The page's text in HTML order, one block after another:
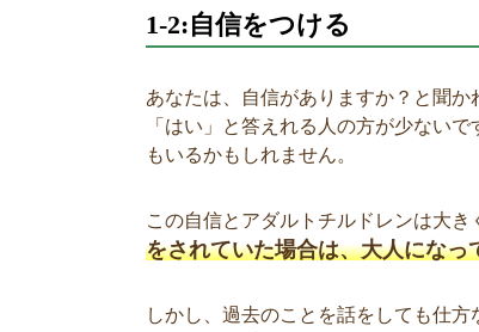
1-2:自信をつける
あなたは、自信がありますか？と聞か
「はい」と答えれる人の方が少ない
もいるかもしれません。
この自信とアダルトチルドレンは大
をされていた場合は、大人になっ
しかし、過去のことを話をしても仕